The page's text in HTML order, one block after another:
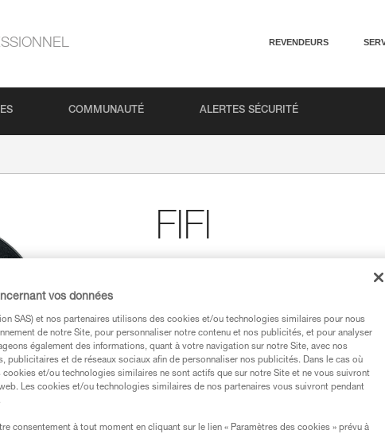
REVENDEURS
COMMUNAUTÉ ALERTES SÉCURITÉ
FIFI
Crochet de suspension pour
Crochet pour le positionnement, la
Trouvez un revendeur
vos données
SAS) et nos partenaires utilisons des cookies et/ou technologies similaires pour nous
de notre Site, pour personnaliser notre contenu et nos publicités, et pour analyser
également des informations, quant à votre navigation sur notre Site, avec nos
publicitaires et de réseaux sociaux afin de personnaliser nos publicités. Dans le cas où
cookies et/ou technologies similaires ne sont actifs que sur notre Site et ne vous suivront
Les cookies et/ou technologies similaires de nos partenaires vous suivront pendant
consentement à tout moment en cliquant sur le lien « Paramètres des cookies » prévu à